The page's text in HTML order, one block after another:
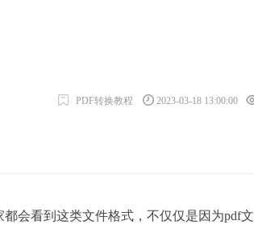
PDF转换教程 2023-03-18 13:00:00
会看到这类文件格式，不仅仅是因为pdf文